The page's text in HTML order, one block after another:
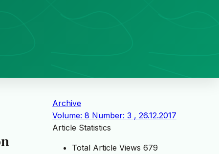
Archive
Volume: 8 Number: 3 , 26.12.2017
Article Statistics
Total Article Views 679